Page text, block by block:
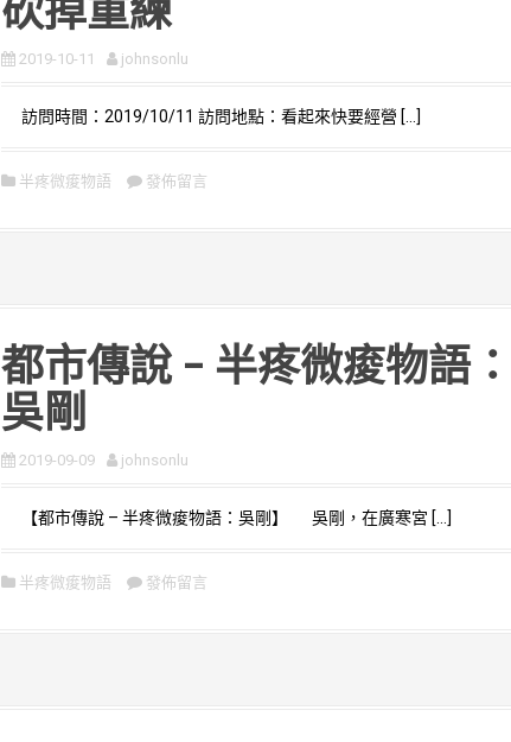
砍掉重練
2019-10-11 johnsonlu
訪問時間：2019/10/11 訪問地點：看起來快要經營 […]
半疼微痠物語 發佈留言
都市傳說 – 半疼微痠物語：
吳剛
2019-09-09 johnsonlu
【都市傳說 – 半疼微痠物語：吳剛】 吳剛，在廣寒宮 […]
半疼微痠物語 發佈留言